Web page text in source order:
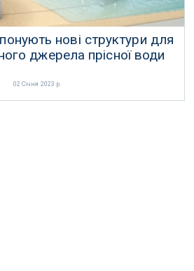
нові структури для
джерела прісної води
02 Січня 2023 р.